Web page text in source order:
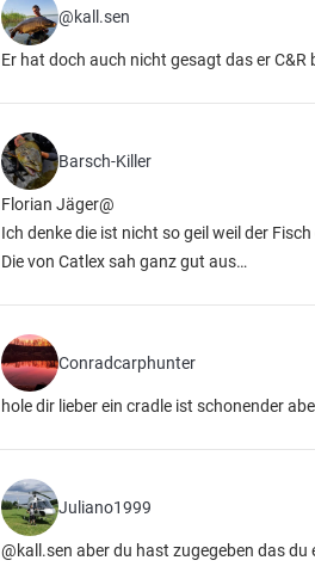
@kall.sen
Er hat doch auch nicht gesagt das er C&R
Barsch-Killer
Florian Jäger@
Ich denke die ist nicht so geil weil der
Die von Catlex sah ganz gut aus…
Conradcarphunter
hole dir lieber ein cradle ist schonender
Juliano1999
@kall.sen aber du hast zugegeben das